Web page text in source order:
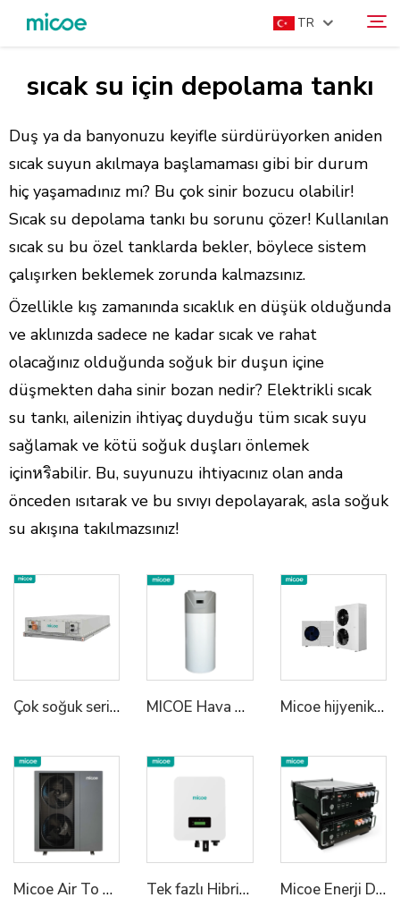
TR
HAKKIMIZDA
ÜRÜNLER
ÇÖZÜM
DESTEK VE HIZMETLER
MEDYA MERKEZI
BIZE ULAŞIN
Ara
sıcak su için depolama tankı
Duş ya da banyonuzu keyifle sürdürüyorken aniden
sıcak suyun akılmaya başlamaması gibi bir durum
hiç yaşamadınız mı? Bu çok sinir bozucu olabilir!
Sıcak su depolama tankı bu sorunu çözer! Kullanılan
sıcak su bu özel tanklarda bekler, böylece sistem
çalışırken beklemek zorunda kalmazsınız.
Özellikle kış zamanında sıcaklık en düşük olduğunda
ve aklınızda sadece ne kadar sıcak ve rahat
olacağınız olduğunda soğuk bir duşun içine
düşmekten daha sinir bozan nedir? Elektrikli sıcak
su tankı, ailenizin ihtiyaç duyduğu tüm sıcak suyu
sağlamak ve kötü soğuk duşları önlemek
içinหริabilir. Bu, suyunuzu ihtiyacınız olan anda
önceden ısıtarak ve bu sıvıyı depolayarak, asla soğuk
su akışına takılmazsınız!
Çok soğuk seri sıvı soğutmalı enerji depolama batarya paketi 1P48S/1P52S batarya paketi IP67 tam koruma | geniş sıcaklık aralığı zeki sıcaklık kontrolü | Modüler endüstriyel enerji depolama MICOE Hava Kaynağı Tümü Bir Oda Sıcak Pompa Su Isıtıcı Micoe hijyenik su ısıtma pompa banyo otomatik defrost hava'dan su'ya ısıtma pompa sıcak su ısıtıcı kış için ev
Micoe Air To Water R290 Monoblok Sıcak Su Isıtıcıları Tek fazlı Hibrit Inverter 1 Micoe Enerji Depolama Sistemi LiFePO4 Pil Yüksek Gerilim 50V 100V 50ah Güneşlİ Lityum Pil